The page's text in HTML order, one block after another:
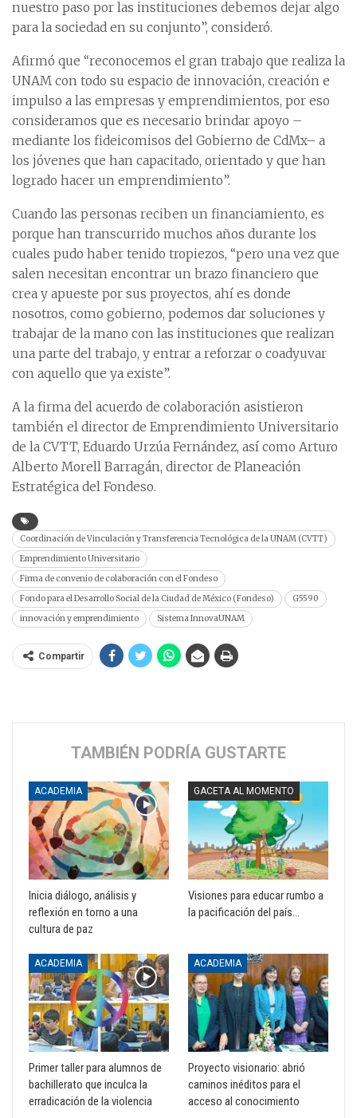
nuestro paso por las instituciones debemos dejar algo
para la sociedad en su conjunto”, consideró.
Afirmó que “reconocemos el gran trabajo que realiza la
UNAM con todo su espacio de innovación, creación e
impulso a las empresas y emprendimientos, por eso
consideramos que es necesario brindar apoyo –
mediante los fideicomisos del Gobierno de CdMx– a
los jóvenes que han capacitado, orientado y que han
logrado hacer un emprendimiento”.
Cuando las personas reciben un financiamiento, es
porque han transcurrido muchos años durante los
cuales pudo haber tenido tropiezos, “pero una vez que
salen necesitan encontrar un brazo financiero que
crea y apueste por sus proyectos, ahí es donde
nosotros, como gobierno, podemos dar soluciones y
trabajar de la mano con las instituciones que realizan
una parte del trabajo, y entrar a reforzar o coadyuvar
con aquello que ya existe”.
A la firma del acuerdo de colaboración asistieron
también el director de Emprendimiento Universitario
de la CVTT, Eduardo Urzúa Fernández, así como Arturo
Alberto Morell Barragán, director de Planeación
Estratégica del Fondeso.
Coordinación de Vinculación y Transferencia Tecnológica de la UNAM (CVTT)
Emprendimiento Universitario
Firma de convenio de colaboración con el Fondeso
Fondo para el Desarrollo Social de la Ciudad de México (Fondeso)
G5590
innovación y emprendimiento
Sistema InnovaUNAM
Compartir
TAMBIÉN PODRÍA GUSTARTE
ACADEMIA
Inicia diálogo, análisis y
reflexión en torno a una
cultura de paz
GACETA AL MOMENTO
Visiones para educar rumbo a
la pacificación del país…
ACADEMIA
Primer taller para alumnos de
bachillerato que inculca la
erradicación de la violencia
ACADEMIA
Proyecto visionario: abrió
caminos inéditos para el
acceso al conocimiento